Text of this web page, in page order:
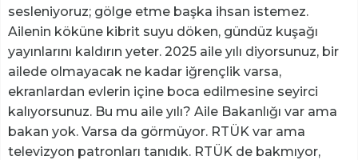
sesleniyoruz; gölge etme başka ihsan istemez.
Ailenin köküne kibrit suyu döken, gündüz kuşağı
yayınlarını kaldırın yeter. 2025 aile yılı diyorsunuz, bir
ailede olmayacak ne kadar iğrençlik varsa,
ekranlardan evlerin içine boca edilmesine seyirci
kalıyorsunuz. Bu mu aile yılı? Aile Bakanlığı var ama
bakan yok. Varsa da görmüyor. RTÜK var ama
televizyon patronları tanıdık. RTÜK de bakmıyor,